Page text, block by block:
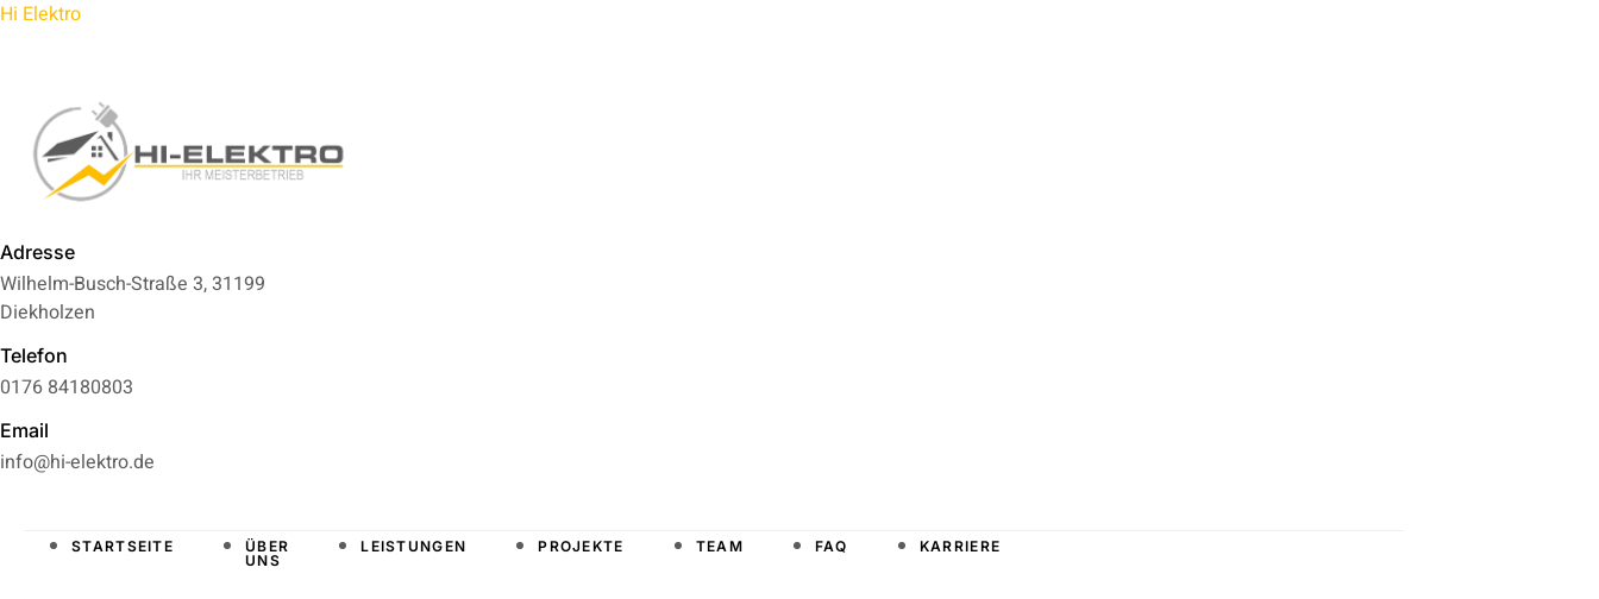
Hi Elektro
Adresse
Wilhelm-Busch-Straße 3, 31199
Diekholzen
Telefon
0176 84180803
Email
info@hi-elektro.de
STARTSEITE
ÜBER
UNS
LEISTUNGEN PROJEKTE TEAM FAQ KARRIERE